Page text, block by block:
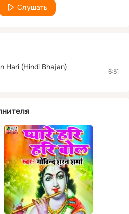
Слушать
Hari (Hindi Bhajan) 6:51